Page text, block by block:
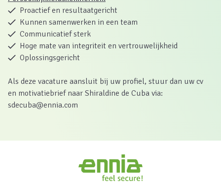
Proactief en resultaatgericht
Kunnen samenwerken in een team
Communicatief sterk
Hoge mate van integriteit en vertrouwelijkheid
Oplossingsgericht
Als deze vacature aansluit bij uw profiel, stuur dan uw cv
en motivatiebrief naar Shiraldine de Cuba via:
sdecuba@ennia.com